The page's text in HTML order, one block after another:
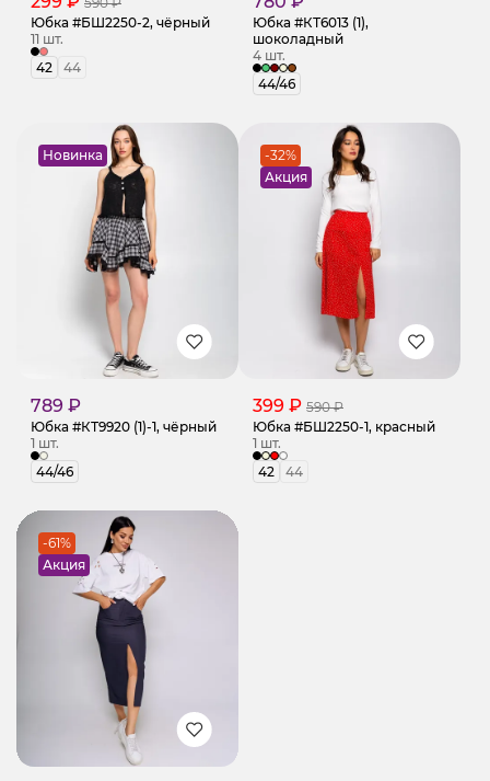
Юбка #БШ2250-2, чёрный
11 шт.
42
44
Юбка #КТ6013 (1),
шоколадный
4 шт.
44/46
Новинка
789 ₽
Юбка #КТ9920 (1)-1, чёрный
1 шт.
44/46
-32%
Акция
399 ₽ 590 ₽
Юбка #БШ2250-1, красный
1 шт.
42
44
-61%
Акция